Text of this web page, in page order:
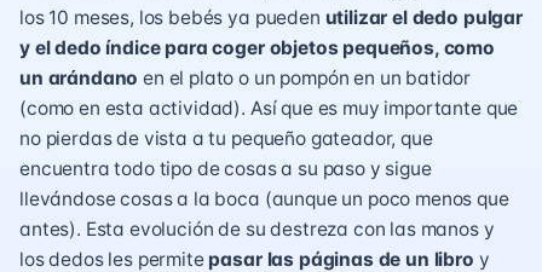
los 10 meses, los bebés ya pueden utilizar el dedo pulgar
y el dedo índice para coger objetos pequeños, como
un arándano en el plato o un pompón en un batidor
(como en esta actividad). Así que es muy importante que
no pierdas de vista a tu pequeño gateador, que
encuentra todo tipo de cosas a su paso y sigue
llevándose cosas a la boca (aunque un poco menos que
antes). Esta evolución de su destreza con las manos y
los dedos les permite pasar las páginas de un libro y